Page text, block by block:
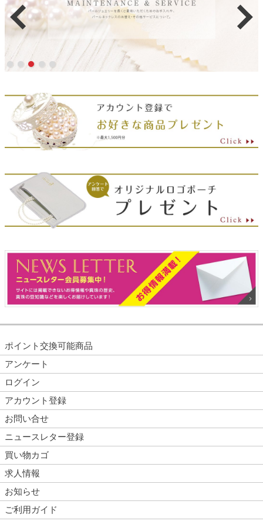
ポイント交換可能商品
アンケート
ログイン
アカウント登録
お問い合せ
ニュースレター登録
買い物カゴ
求人情報
お知らせ
ご利用ガイド